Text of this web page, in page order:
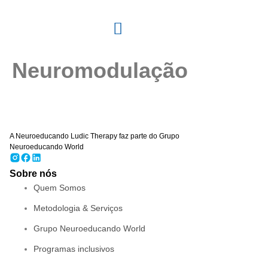
Neuromodulação
Sobre nós
Quem Somos
Metodologia & Serviços
Grupo Neuroeducando World
Programas inclusivos
A Neuroeducando Ludic Therapy faz parte do Grupo
Neuroeducando World